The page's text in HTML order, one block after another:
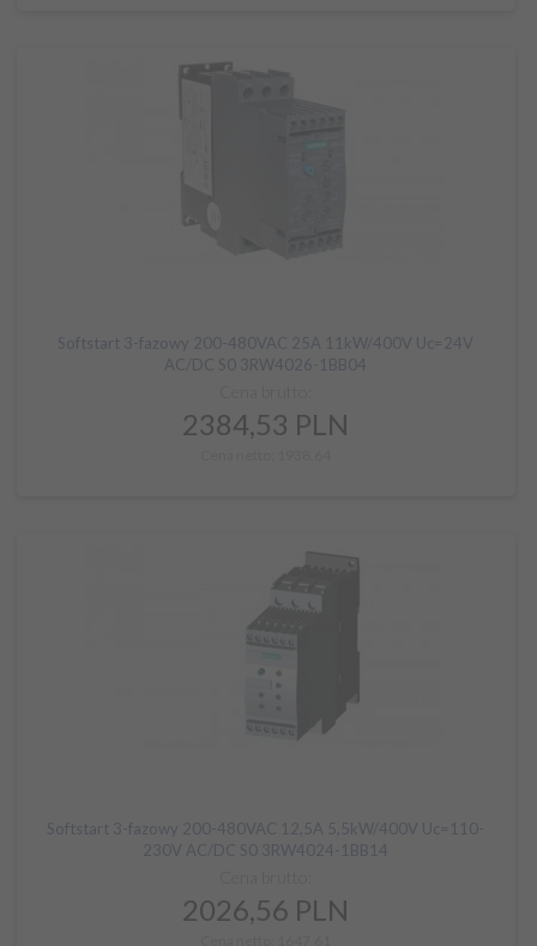
Softstart 3-fazowy 200-480VAC 25A 11kW/400V Uc=24V
AC/DC S0 3RW4026-1BB04
2384,53 PLN
Softstart 3-fazowy 200-480VAC 12,5A 5,5kW/400V Uc=110-
230V AC/DC S0 3RW4024-1BB14
2026,56 PLN